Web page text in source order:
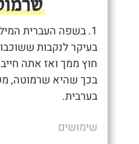
1. בשפה העברית
בעיקר לנקבות
חוץ ממך ואז אתה
בכך שהיא שרמוטה,
בערבית.
שימושים